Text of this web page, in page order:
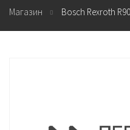
Магазин Bosch Rexroth